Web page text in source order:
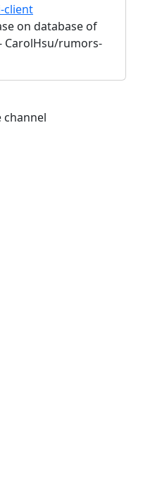
client
on database of
CarolHsu/rumors-
channel